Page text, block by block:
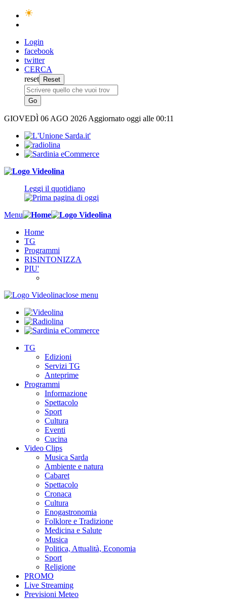
Login
facebook
twitter
CERCA
reset
GIOVEDÌ 06 AGO 2026 Aggiornato oggi alle 00:11
Leggi il quotidiano
Menu
Home
TG
Programmi
RISINTONIZZA
PIU'
close menu
TG
Edizioni
Servizi TG
Anteprime
Programmi
Informazione
Spettacolo
Sport
Cultura
Eventi
Cucina
Video Clips
Musica Sarda
Ambiente e natura
Cabaret
Spettacolo
Cronaca
Cultura
Enogastronomia
Folklore e Tradizione
Medicina e Salute
Musica
Politica, Attualità, Economia
Sport
Religione
PROMO
Live Streaming
Previsioni Meteo